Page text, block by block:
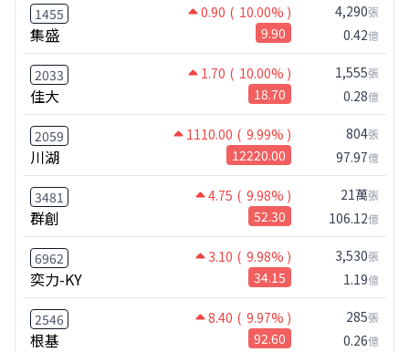
1455 0.90 ( 10.00% )
集盛 9.90
4,290張
0.42億
2033 1.70 ( 10.00% )
佳大 18.70
1,555張
0.28億
2059 1110.00 ( 9.99% )
川湖 12220.00
804張
97.97億
3481 4.75 ( 9.98% )
群創 52.30
21萬張
106.12億
6962 3.10 ( 9.98% )
奕力-KY 34.15
3,530張
1.19億
2546 8.40 ( 9.97% )
根基 92.60
285張
0.26億